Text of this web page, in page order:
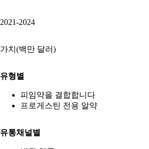
2021-2024
가치(백만 달러)
유형별
피임약을 결합합니다
프로게스틴 전용 알약
유통채널별